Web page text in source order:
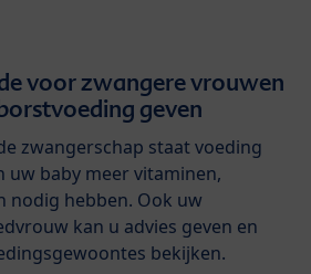
voor zwangere vrouwen
geven
zwangerschap staat voeding
uw baby meer vitaminen,
nodig hebben. Ook uw
kan u advies geven en
bekijken.